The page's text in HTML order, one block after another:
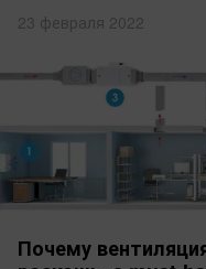
23 февраля 2022
Почему